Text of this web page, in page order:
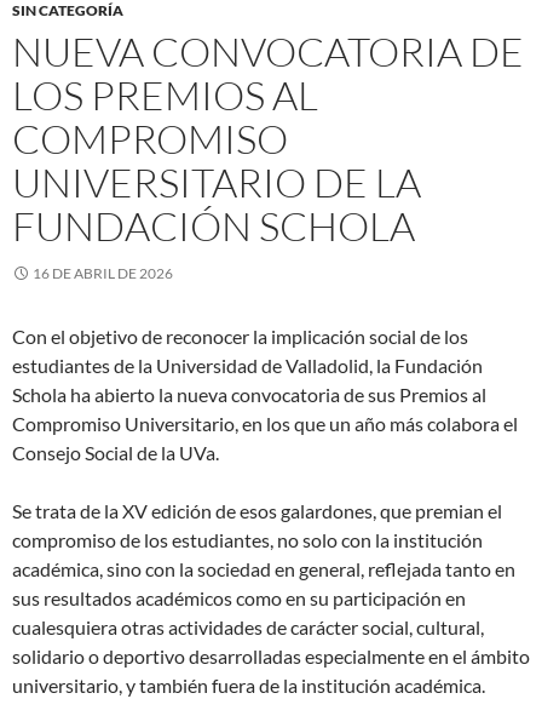
SIN CATEGORÍA
NUEVA CONVOCATORIA DE
LOS PREMIOS AL
COMPROMISO
UNIVERSITARIO DE LA
FUNDACIÓN SCHOLA
16 DE ABRIL DE 2026
Con el objetivo de reconocer la implicación social de los
estudiantes de la Universidad de Valladolid, la Fundación
Schola ha abierto la nueva convocatoria de sus Premios al
Compromiso Universitario, en los que un año más colabora el
Consejo Social de la UVa.
Se trata de la XV edición de esos galardones, que premian el
compromiso de los estudiantes, no solo con la institución
académica, sino con la sociedad en general, reflejada tanto en
sus resultados académicos como en su participación en
cualesquiera otras actividades de carácter social, cultural,
solidario o deportivo desarrolladas especialmente en el ámbito
universitario, y también fuera de la institución académica.